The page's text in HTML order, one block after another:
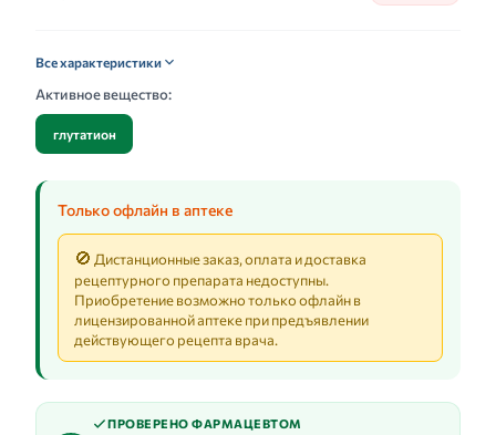
Все характеристики
Активное вещество:
глутатион
Только офлайн в аптеке
🚫 Дистанционные заказ, оплата и доставка
рецептурного препарата недоступны.
Приобретение возможно только офлайн в
лицензированной аптеке при предъявлении
действующего рецепта врача.
ПРОВЕРЕНО ФАРМАЦЕВТОМ